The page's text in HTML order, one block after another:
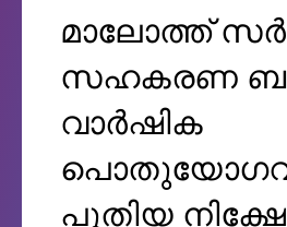
മാലോത്ത്
സഹകരണ
വാർഷിക
പുതിയ